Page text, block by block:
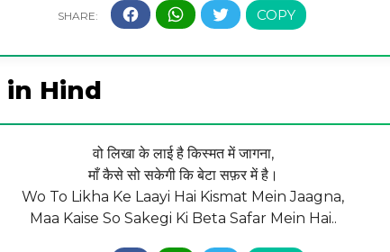
in Hind
वो लिखा के लाई है किस्मत में जागना,
माँ कैसे सो सकेगी कि बेटा सफ़र में है।
Wo To Likha Ke Laayi Hai Kismat Mein Jaagna,
Maa Kaise So Sakegi Ki Beta Safar Mein Hai..